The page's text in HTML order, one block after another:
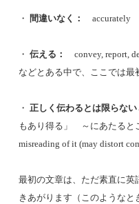
・ 間違いなく： accurately
・ 伝える：
convey, report,
などとある中で、ここでは最
・ 正しく伝わるとは限らない
もあり得る」 ～にあたると
misreading of it (may distort
最初の文章は、ただ素直に
きあがります（このような